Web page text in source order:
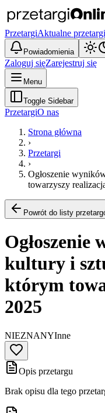
PrzetargiAktualne przetargi
Powiadomienia
Zaloguj sięZarejestruj się
Menu
Toggle Sidebar
PrzetargiO nas
Strona główna
›
Przetargi
›
Ogłoszenie
towarzyszy
Powrót do listy
kultury i
którym
2025
NIEZNANYInne
Opis przetargu
Brak opisu dla tego